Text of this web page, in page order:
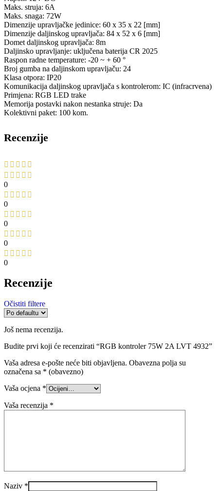
Maks. struja: 6A
Maks. snaga: 72W
Dimenzije upravljačke jedinice: 60 x 35 x 22 [mm]
Dimenzije daljinskog upravljača: 84 x 52 x 6 [mm]
Domet daljinskog upravljača: 8m
Daljinsko upravljanje: uključena baterija CR 2025
Raspon radne temperature: -20 ~ + 60 °
Broj gumba na daljinskom upravljaču: 24
Klasa otpora: IP20
Komunikacija daljinskog upravljača s kontrolerom: IC (infracrvena)
Primjena: RGB LED trake
Memorija postavki nakon nestanka struje: Da
Kolektivni paket: 100 kom.
Recenzije
0
0
0
0
0
Recenzije
Očistiti filtere
Još nema recenzija.
Budite prvi koji će recenzirati “RGB kontroler 75W 2A LVT 4932”
Vaša adresa e-pošte neće biti objavljena. Obavezna polja su
označena sa * (obavezno)
Vaša ocjena *
Vaša recenzija *
Naziv *